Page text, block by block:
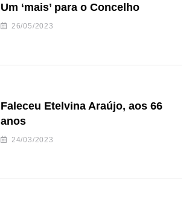
Um ‘mais’ para o Concelho
26/05/2023
Faleceu Etelvina Araújo, aos 66
anos
24/03/2023